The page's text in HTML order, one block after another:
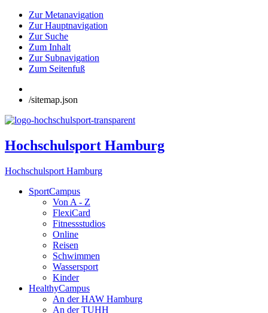
Zur Metanavigation
Zur Hauptnavigation
Zur Suche
Zum Inhalt
Zur Subnavigation
Zum Seitenfuß
/sitemap.json
Hochschulsport Hamburg
Hochschulsport Hamburg
SportCampus
Von A - Z
FlexiCard
Fitnessstudios
Online
Reisen
Schwimmen
Wassersport
Kinder
HealthyCampus
An der HAW Hamburg
An der TUHH